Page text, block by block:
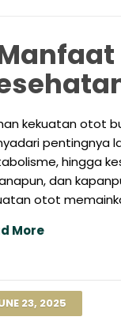
kekuatan otot
pentingnya
hingga
dan
otot
More
23, 2025